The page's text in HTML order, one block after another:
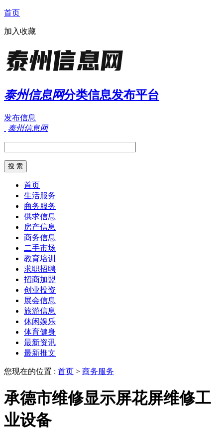
首页
加入收藏
泰州信息网分类信息发布平台
发布信息
泰州信息网
首页
生活服务
商务服务
供求信息
房产信息
商务信息
二手市场
教育培训
求职招聘
招商加盟
创业投资
展会信息
旅游信息
休闲娱乐
体育健身
最新资讯
最新推文
您现在的位置 : 首页 > 商务服务
承德市维修显示屏花屏维修工
业设备